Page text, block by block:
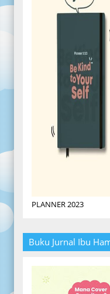
PLANNER 2023
Buku Jurnal Ibu